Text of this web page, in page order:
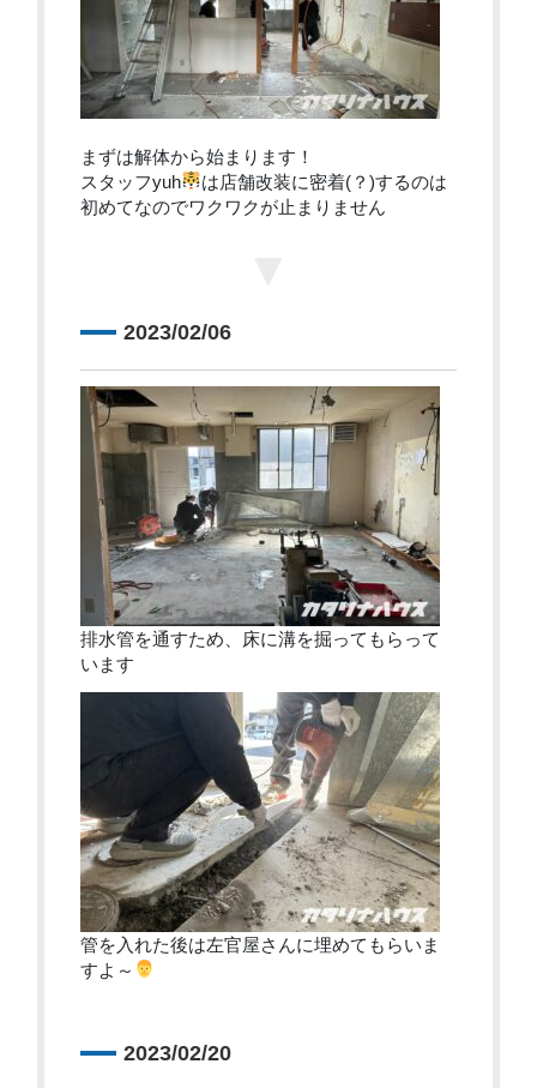
まずは解体から始まります！
スタッフyuh
は店舗改装に密着(？)するのは
初めてなのでワクワクが止まりません
2023/02/06
排水管を通すため、床に溝を掘ってもらって
います
管を入れた後は左官屋さんに埋めてもらいま
すよ～
2023/02/20